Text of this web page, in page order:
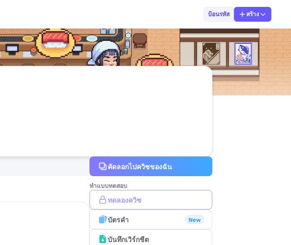
ป้อนรหัส สร้าง
คัดลอกไปควิซของฉัน
ทำแบบทดสอบ
ทดลองควิซ
บัตรคำ New
บันทึกเวิร์กชีต